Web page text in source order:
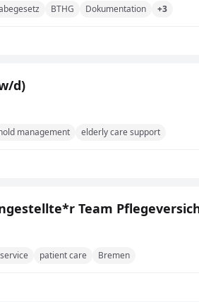
BTHG Dokumentation +3
d)
management elderly care support
Team
patient care Bremen